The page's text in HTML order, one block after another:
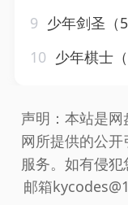
9 少年剑圣（
10 少年棋士
声明：本站是
网所提供的公
服务。如有侵
邮箱